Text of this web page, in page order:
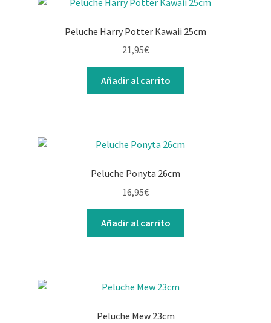
Peluche Harry Potter Kawaii 25cm
21,95€
Añadir al carrito
Peluche Ponyta 26cm
16,95€
Añadir al carrito
Peluche Mew 23cm